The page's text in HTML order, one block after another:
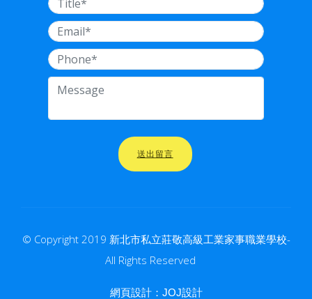
送出留言
© Copyright 2019 新北市私立莊敬高級工業家事職業學校-
All Rights Reserved
網頁設計： JOJ設計